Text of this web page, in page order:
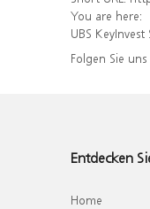
You are here:
UBS
Folgen Sie
Entdecken
Home